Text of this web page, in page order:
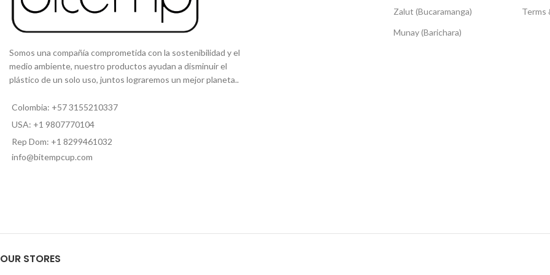
Somos una compañía comprometida con la sostenibilidad y el
medio ambiente, nuestro productos ayudan a disminuir el
plástico de un solo uso, juntos lograremos un mejor planeta..
Colombia: +57 3155210337
USA: +1 9807770104
Rep Dom: +1 8299461032
info@bitempcup.com
Zalut (Bucaramanga)
Munay (Barichara)
Terms
OUR STORES